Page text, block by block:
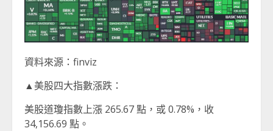
資料來源：finviz
▲美股四大指數漲跌：
美股道瓊指數上漲 265.67 點，或 0.78%，收
34,156.69 點。